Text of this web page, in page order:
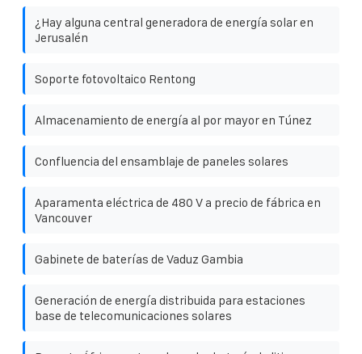
¿Hay alguna central generadora de energía solar en
Jerusalén
Soporte fotovoltaico Rentong
Almacenamiento de energía al por mayor en Túnez
Confluencia del ensamblaje de paneles solares
Aparamenta eléctrica de 480 V a precio de fábrica en
Vancouver
Gabinete de baterías de Vaduz Gambia
Generación de energía distribuida para estaciones
base de telecomunicaciones solares